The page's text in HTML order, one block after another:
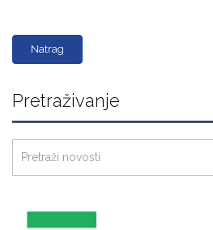
Natrag
Pretraživanje